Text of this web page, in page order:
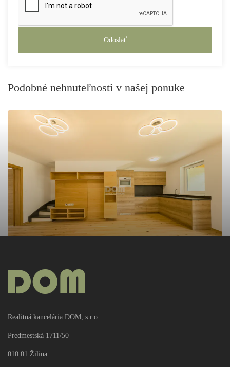
Odoslať
Podobné nehnuteľnosti v našej ponuke
PREDAJ
215 000€
Rodinný dom
Realitná kancelária DOM, s.r.o.
Predmestská 1711/50
010 01 Žilina